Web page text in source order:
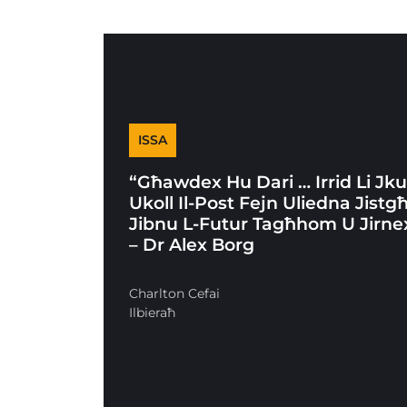
ISSA
“Għawdex Hu Dari … Irrid Li
Ukoll Il-Post Fejn Uliedna
Jibnu L-Futur Tagħhom U
– Dr Alex Borg
Charlton Cefai
Ilbieraħ